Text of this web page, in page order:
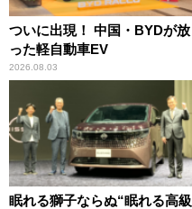
ついに出現！ 中国・BYDが放
った軽自動車EV
2026.08.03
眠れる獅子ならぬ“眠れる高級